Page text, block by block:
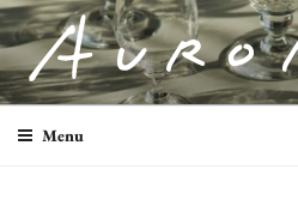
AURORA
印象に残る料理写真・商品撮影
Menu